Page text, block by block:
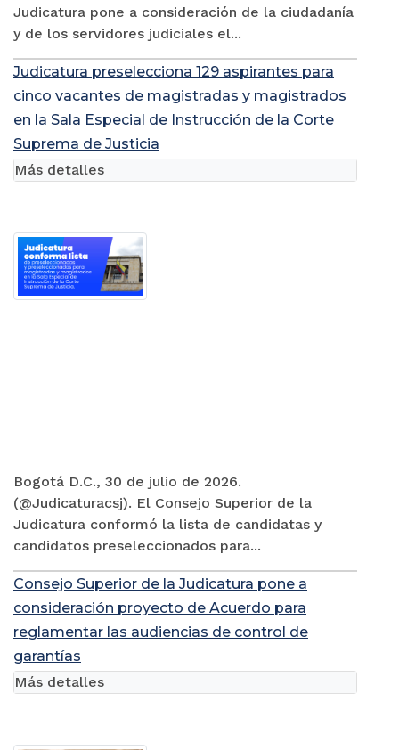
Judicatura pone a consideración de la ciudadanía
y de los servidores judiciales el...
Judicatura preselecciona 129 aspirantes para
cinco vacantes de magistradas y magistrados
en la Sala Especial de Instrucción de la Corte
Suprema de Justicia
Bogotá D.C., 30 de julio de 2026.
(@Judicaturacsj). El Consejo Superior de la
Judicatura conformó la lista de candidatas y
candidatos preseleccionados para...
Más detalles
Consejo Superior de la Judicatura pone a
consideración proyecto de Acuerdo para
reglamentar las audiencias de control de
garantías
Más detalles